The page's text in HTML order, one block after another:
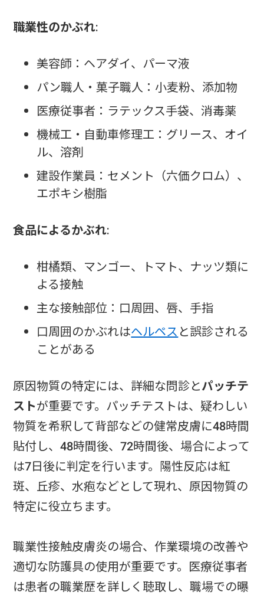
職業性のかぶれ:
美容師：ヘアダイ、パーマ液
パン職人・菓子職人：小麦粉、添加物
医療従事者：ラテックス手袋、消毒薬
機械工・自動車修理工：グリース、オイ
ル、溶剤
建設作業員：セメント（六価クロム）、
エポキシ樹脂
食品によるかぶれ:
柑橘類、マンゴー、トマト、ナッツ類に
よる接触
主な接触部位：口周囲、唇、手指
口周囲のかぶれはヘルペス と誤診される
ことがある
原因物質の特定には、詳細な問診とパッチテ
ストが重要です。パッチテストは、疑わしい
物質を希釈して背部などの健常皮膚に48時間
貼付し、48時間後、72時間後、場合によって
は7日後に判定を行います。陽性反応は紅
斑、丘疹、水疱などとして現れ、原因物質の
特定に役立ちます。
職業性接触皮膚炎の場合、作業環境の改善や
適切な防護具の使用が重要です。医療従事者
は患者の職業歴を詳しく聴取し、職場での曝